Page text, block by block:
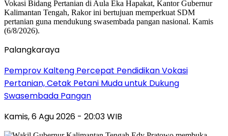
Palangkaraya
Pemprov Kalteng Percepat Pendidikan Vokasi
Pertanian, Cetak Petani Muda untuk Dukung
Swasembada Pangan
Kamis, 6 Agu 2026 - 20:03 WIB